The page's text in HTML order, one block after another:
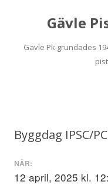
Gävle
Gävle Pk grundades
Byggdag IPSC/
NÄR:
12 april, 2025 kl.